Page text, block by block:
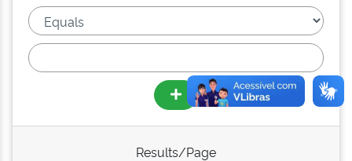
Results/Page